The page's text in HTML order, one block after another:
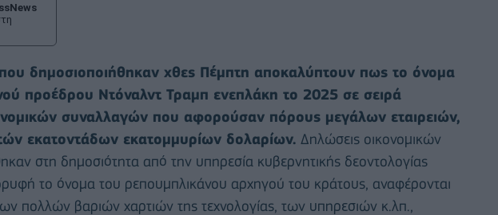
δημοσιοποιήθηκαν χθες Πέμπτη αποκαλύπτουν πως το όνομα
προέδρου Ντόναλντ Τραμπ ενεπλάκη το 2025 σε σειρά
συναλλαγών που αφορούσαν πόρους μεγάλων εταιρειών,
εκατοντάδων εκατομμυρίων δολαρίων. Δηλώσεις οικονομικών
στη δημοσιότητα από την υπηρεσία κυβερνητικής δεοντολογίας
το όνομα του ρεπουμπλικάνου αρχηγού του κράτους, αναφέρονται
πολλών βαριών χαρτιών της τεχνολογίας, των υπηρεσιών κ.λπ.,